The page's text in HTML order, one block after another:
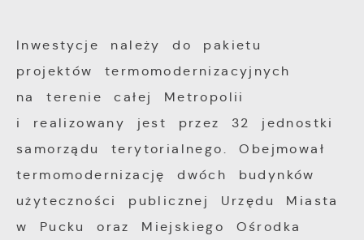
Inwestycje należy do pakietu
projektów termomodernizacyjnych
na terenie całej Metropolii
i realizowany jest przez 32 jednostki
samorządu terytorialnego. Obejmował
termomodernizację dwóch budynków
użyteczności publicznej Urzędu Miasta
w Pucku oraz Miejskiego Ośrodka